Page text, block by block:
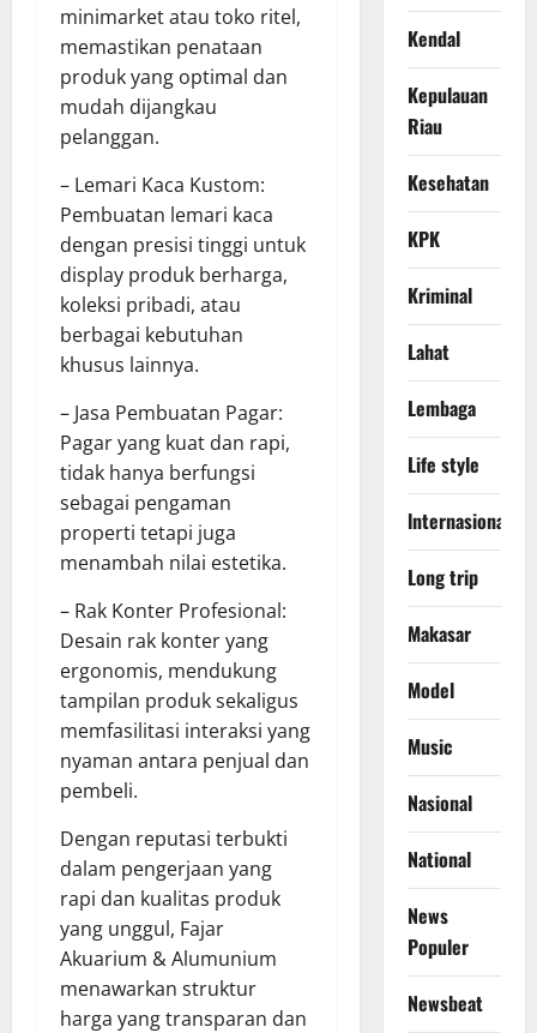
minimarket atau toko ritel,
memastikan penataan
produk yang optimal dan
mudah dijangkau
pelanggan.
– Lemari Kaca Kustom:
Pembuatan lemari kaca
dengan presisi tinggi untuk
display produk berharga,
koleksi pribadi, atau
berbagai kebutuhan
khusus lainnya.
– Jasa Pembuatan Pagar:
Pagar yang kuat dan rapi,
tidak hanya berfungsi
sebagai pengaman
properti tetapi juga
menambah nilai estetika.
– Rak Konter Profesional:
Desain rak konter yang
ergonomis, mendukung
tampilan produk sekaligus
memfasilitasi interaksi yang
nyaman antara penjual dan
pembeli.
Dengan reputasi terbukti
dalam pengerjaan yang
rapi dan kualitas produk
yang unggul, Fajar
Akuarium & Alumunium
menawarkan struktur
harga yang transparan dan
Kendal
Kepulauan
Riau
Kesehatan
KPK
Kriminal
Lahat
Lembaga
Life style
lnternasional
Long trip
Makasar
Model
Music
Nasional
National
News
Populer
Newsbeat